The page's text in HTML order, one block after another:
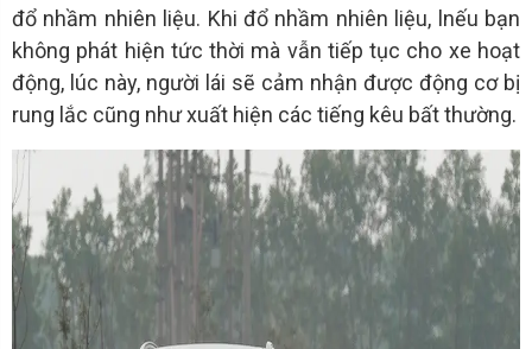
đổ nhầm nhiên liệu. Khi đổ nhầm nhiên liệu, lnếu bạn
không phát hiện tức thời mà vẫn tiếp tục cho xe hoạt
động, lúc này, người lái sẽ cảm nhận được động cơ bị
rung lắc cũng như xuất hiện các tiếng kêu bất thường.